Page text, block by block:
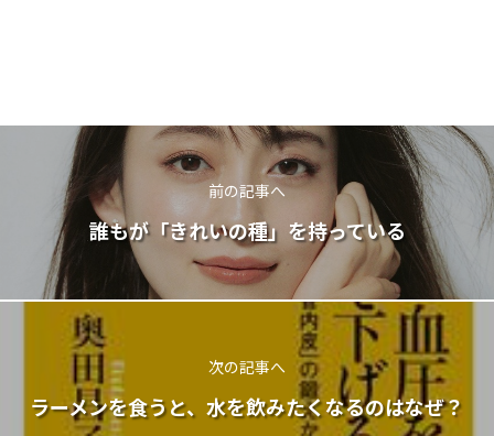
前の記事へ
誰もが「きれいの種」を持っている
次の記事へ
ラーメンを食うと、水を飲みたくなるのはなぜ？